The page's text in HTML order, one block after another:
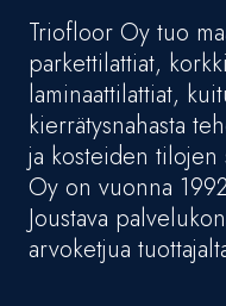
Triofloor Oy tuo
parkettilattiat,
laminaattilattiat,
kierrätysnahasta
ja kosteiden
Oy on vuonna
Joustava
arvoketjua